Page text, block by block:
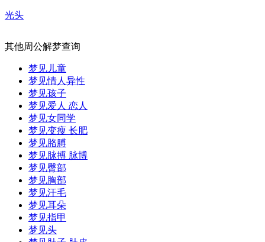
光头
其他周公解梦查询
梦见儿童
梦见情人异性
梦见孩子
梦见爱人 恋人
梦见女同学
梦见变瘦 长肥
梦见胳膊
梦见脉搏 脉博
梦见臀部
梦见胸部
梦见汗毛
梦见耳朵
梦见指甲
梦见头